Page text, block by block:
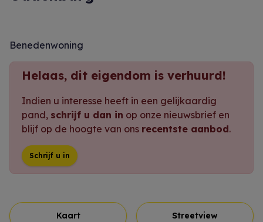
Benedenwoning
Helaas, dit eigendom is verhuurd!
Indien u interesse heeft in een gelijkaardig
pand, schrijf u dan in op onze nieuwsbrief en
blijf op de hoogte van ons recentste aanbod.
Schrijf u in
Kaart Streetview